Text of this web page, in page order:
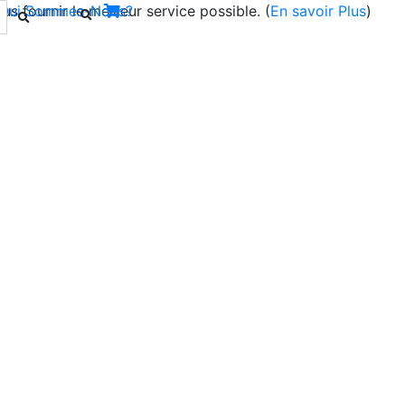
fournir le meilleur service possible. (En savoir Plus)
Qui Sommes-Nous?